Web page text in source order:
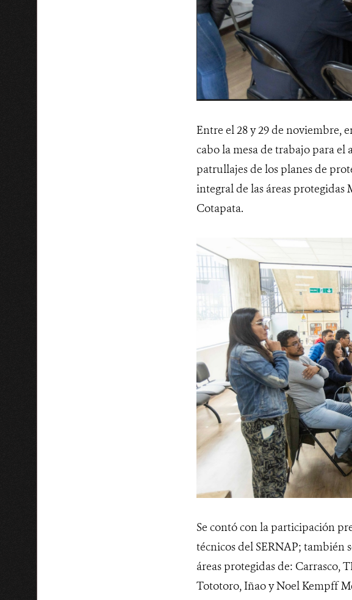
Entre el 28 y 29 de noviembre,
cabo la mesa de trabajo para el
patrullajes de los planes de
integral de las áreas
Cotapata.
Se contó con la participación
técnicos del SERNAP; también
áreas protegidas de: Carrasco,
Tototoro, Iñao y Noel Kempff